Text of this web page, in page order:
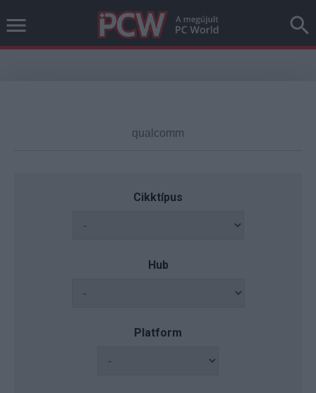
Cikktípus
Hub
Platform